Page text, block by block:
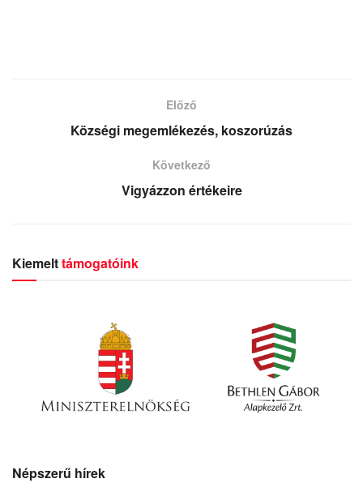
Előző
Községi megemlékezés, koszorúzás
Következő
Vigyázzon értékeire
Kiemelttámogatóink
Népszerű hírek